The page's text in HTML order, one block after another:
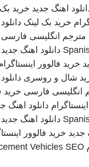
اهنگ جدید خرید
خرید بک لینک
مترجم انگلیسی فارسی
دانلود اهنگ جدید
خرید فالوور
شال و روسری
انگلیسی فارسی خرید
دانلود اهنگ
دانلود اهنگ جدید
جدید خرید فالوور
Vehicles SEO